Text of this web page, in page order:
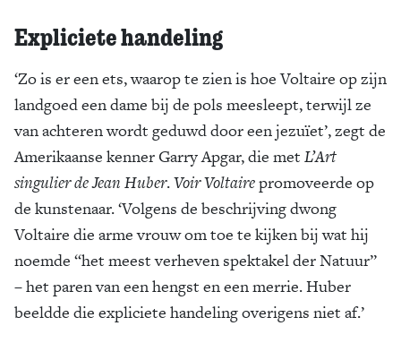
Expliciete handeling
‘Zo is er een ets, waarop te zien is hoe Voltaire op zijn
landgoed een dame bij de pols meesleept, terwijl ze
van achteren wordt geduwd door een jezuïet’, zegt de
Amerikaanse kenner Garry Apgar, die met L’Art
singulier de Jean Huber.Voir Voltairepromoveerde op
de kunstenaar. ‘Volgens de beschrijving dwong
Voltaire die arme vrouw om toe te kijken bij wat hij
noemde “het meest verheven spektakel der Natuur”
– het paren van een hengst en een merrie. Huber
beeldde die expliciete handeling overigens niet af.’